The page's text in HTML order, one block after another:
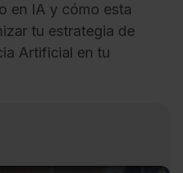
en IA y cómo esta
tu estrategia de
Artificial en tu